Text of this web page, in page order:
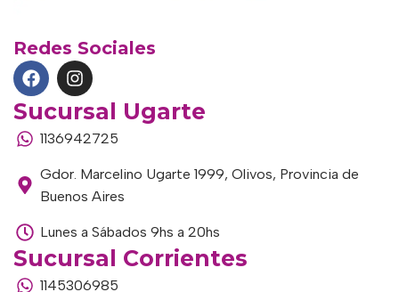
Redes Sociales
Sucursal Ugarte
1136942725
Gdor. Marcelino Ugarte 1999, Olivos, Provincia de
Buenos Aires
Lunes a Sábados 9hs a 20hs
Sucursal Corrientes
1145306985